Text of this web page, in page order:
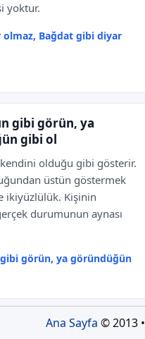
yoktur.
olmaz, Bağdat gibi diyar
gibi görün, ya
gibi ol
olduğu gibi gösterir.
üstün göstermek
ikiyüzlülük. Kişinin
durumunun aynası
görün, ya göründüğün
Ana Sayfa © 2013 •